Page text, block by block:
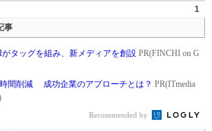
1
事
タッグを組み、新メディアを創設 PR(FINCHI on G
間削減 成功企業のアプローチとは？ PR(ITmedia
Recommended by